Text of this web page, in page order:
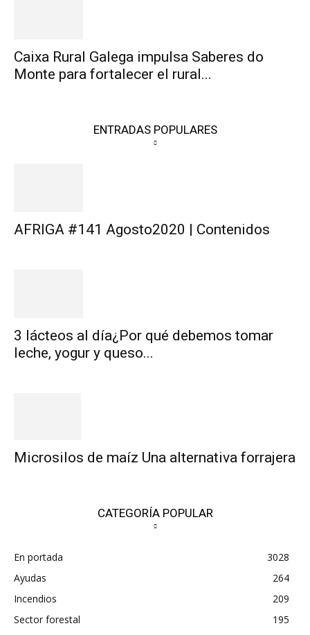
Caixa Rural Galega impulsa Saberes do
Monte para fortalecer el rural...
ENTRADAS POPULARES
AFRIGA #141 Agosto2020 | Contenidos
3 lácteos al día¿Por qué debemos tomar
leche, yogur y queso...
Microsilos de maíz Una alternativa forrajera
CATEGORÍA POPULAR
En portada
3028
Ayudas
264
Incendios
209
Sector forestal
195